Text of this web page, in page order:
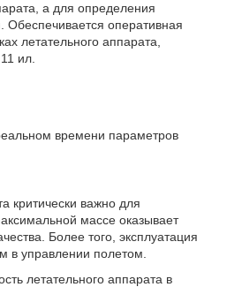
а для определения
Обеспечивается оперативная
летательного аппарата,
ил.
времени параметров
критически важно для
массе оказывает
Более того, эксплуатация
в управлении полетом.
летательного аппарата в